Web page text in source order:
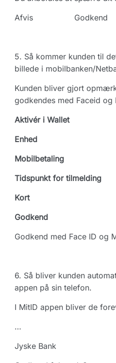
Afvis Godkend
5. Så kommer kunden til
billede i mobilbanken/
Kunden bliver gjort
godkendes med Faceid og
Aktivér i Wallet
Enhed
Mobilbetaling
Tidspunkt for tilmelding
Kort
Godkend
Godkend med Face ID og
6. Så bliver kunden
appen på sin telefon.
I MitID appen bliver de
…
Jyske Bank